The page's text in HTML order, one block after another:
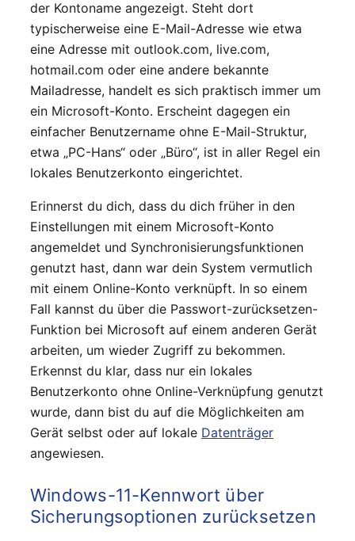
der Kontoname angezeigt. Steht dort
typischerweise eine E-Mail-Adresse wie etwa
eine Adresse mit outlook.com, live.com,
hotmail.com oder eine andere bekannte
Mailadresse, handelt es sich praktisch immer um
ein Microsoft-Konto. Erscheint dagegen ein
einfacher Benutzername ohne E-Mail-Struktur,
etwa „PC-Hans“ oder „Büro“, ist in aller Regel ein
lokales Benutzerkonto eingerichtet.
Erinnerst du dich, dass du dich früher in den
Einstellungen mit einem Microsoft-Konto
angemeldet und Synchronisierungsfunktionen
genutzt hast, dann war dein System vermutlich
mit einem Online-Konto verknüpft. In so einem
Fall kannst du über die Passwort-zurücksetzen-
Funktion bei Microsoft auf einem anderen Gerät
arbeiten, um wieder Zugriff zu bekommen.
Erkennst du klar, dass nur ein lokales
Benutzerkonto ohne Online-Verknüpfung genutzt
wurde, dann bist du auf die Möglichkeiten am
Gerät selbst oder auf lokale Datenträger
angewiesen.
Windows-11-Kennwort über
Sicherungsoptionen zurücksetzen